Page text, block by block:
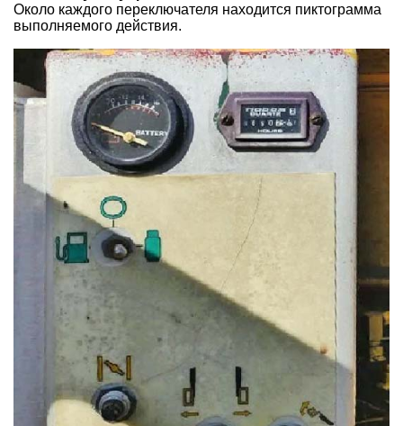
Около каждого переключателя находится пиктограмма
выполняемого действия.